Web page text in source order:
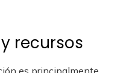
recursos
es principalmente